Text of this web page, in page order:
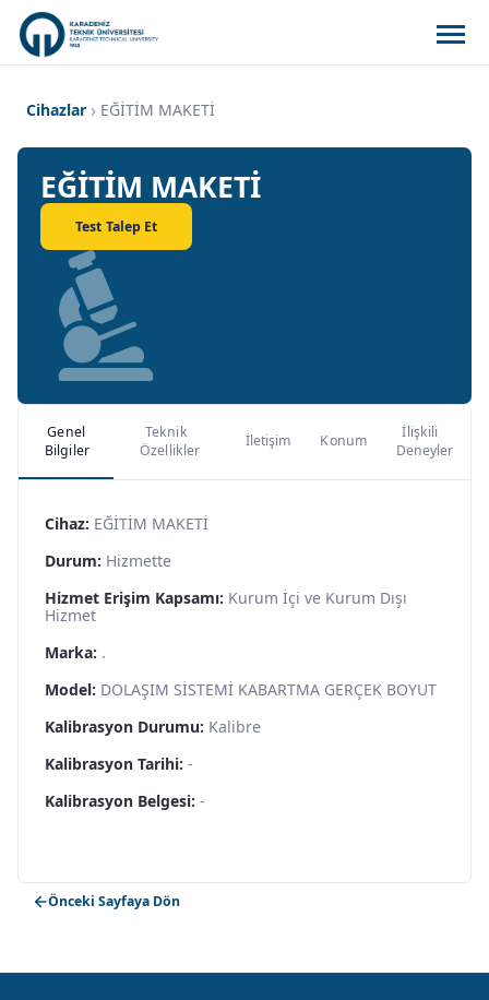
Cihazlar EĞİTİM MAKETİ
EĞİTİM MAKETİ
Test Talep Et
Genel
Bilgiler
Teknik
Özellikler
İletişim Konum
İlişkili
Deneyler
Cihaz: EĞİTİM MAKETİ
Durum: Hizmette
Hizmet Erişim Kapsamı: Kurum İçi ve Kurum Dışı
Hizmet
Marka: .
Model: DOLAŞIM SİSTEMİ KABARTMA GERÇEK BOYUT
Kalibrasyon Durumu: Kalibre
Kalibrasyon Tarihi: -
Kalibrasyon Belgesi: -
Önceki Sayfaya Dön